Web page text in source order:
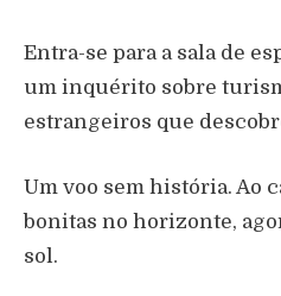
Entra-se para a sala de
um inquérito sobre
estrangeiros que
Um voo sem história. Ao
bonitas no horizonte,
sol.